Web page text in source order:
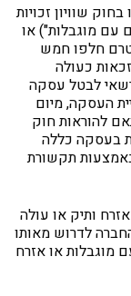
שוויון זכויות
התשנ"ח – 1998) ("אדם עם מוגבלות") או
מי שטרם חלפו חמש
כעולה
לבטל עסקה
העסקה, מיום
להוראות חוק
בעסקה כללה
תקשורת
ותיק או עולה
לדרוש מאותו
מוגבלות או אזרח